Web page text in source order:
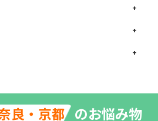
良・京都 のお悩み物